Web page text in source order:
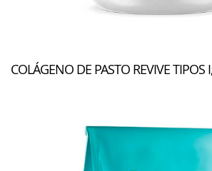
COLÁGENO DE PASTO REVIVE TIPOS